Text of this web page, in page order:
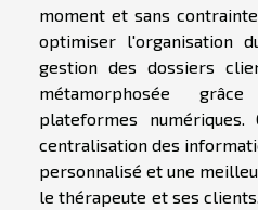
moment et sans
optimiser l'organisation
gestion des dossiers
métamorphosée
plateformes
centralisation des
personnalisé et une
le thérapeute et ses